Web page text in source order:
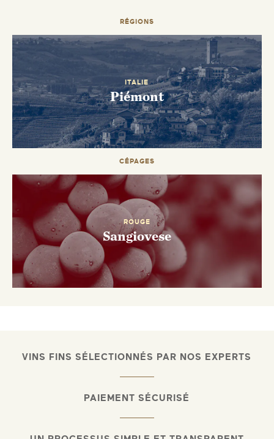
RÉGIONS
ITALIE
Piémont
CÉPAGES
ROUGE
Sangiovese
VINS FINS SÉLECTIONNÉS PAR NOS EXPERTS
PAIEMENT SÉCURISÉ
ENVOYEZ-MOI UN EMAIL DÈS QUE
DISPONIBLE